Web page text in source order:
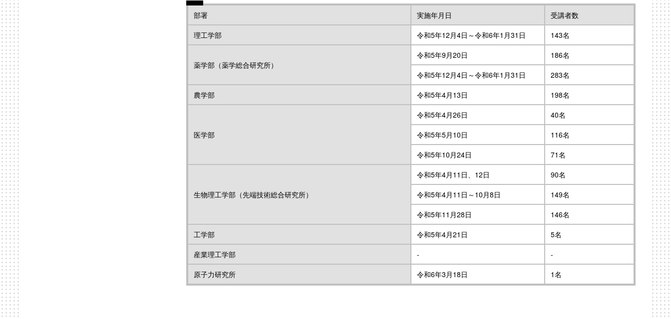
部署 実施年月日
受講者数
理工学部
令和5年12月4日～令和6年1月31日 143名
薬学部（薬学総合研究所）
令和5年9月20日
186名
令和5年12月4日～令和6年1月31日
283名
農学部
令和5年4月13日 198名
医学部
令和5年4月26日
40名
令和5年5月10日
116名
令和5年10月24日
71名
生物理工学部（先端技術総合研究所）
令和5年4月11日、12日
90名
令和5年4月11日～10月8日
149名
令和5年11月28日
146名
工学部
令和5年4月21日
5名
産業理工学部
-
-
原子力研究所
令和6年3月18日 1名